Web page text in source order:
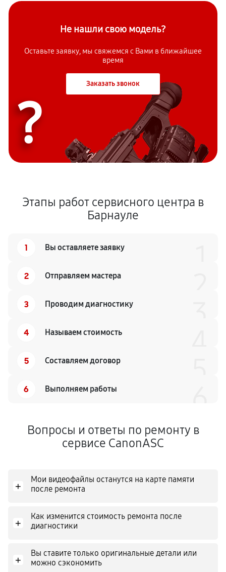
Не нашли свою модель?
Оставьте заявку, мы свяжемся с Вами в ближайшее
время
Заказать звонок
?
Этапы работ сервисного центра в
Барнауле
1 Вы оставляете заявку
2 Отправляем мастера
3 Проводим диагностику
4 Называем стоимость
5 Составляем договор
6 Выполняем работы
Вопросы и ответы по ремонту в
сервисе CanonASC
+
Мои видеофайлы останутся на карте памяти
после ремонта
+
Как изменится стоимость ремонта после
диагностики
+
Вы ставите только оригинальные детали или
можно сэкономить